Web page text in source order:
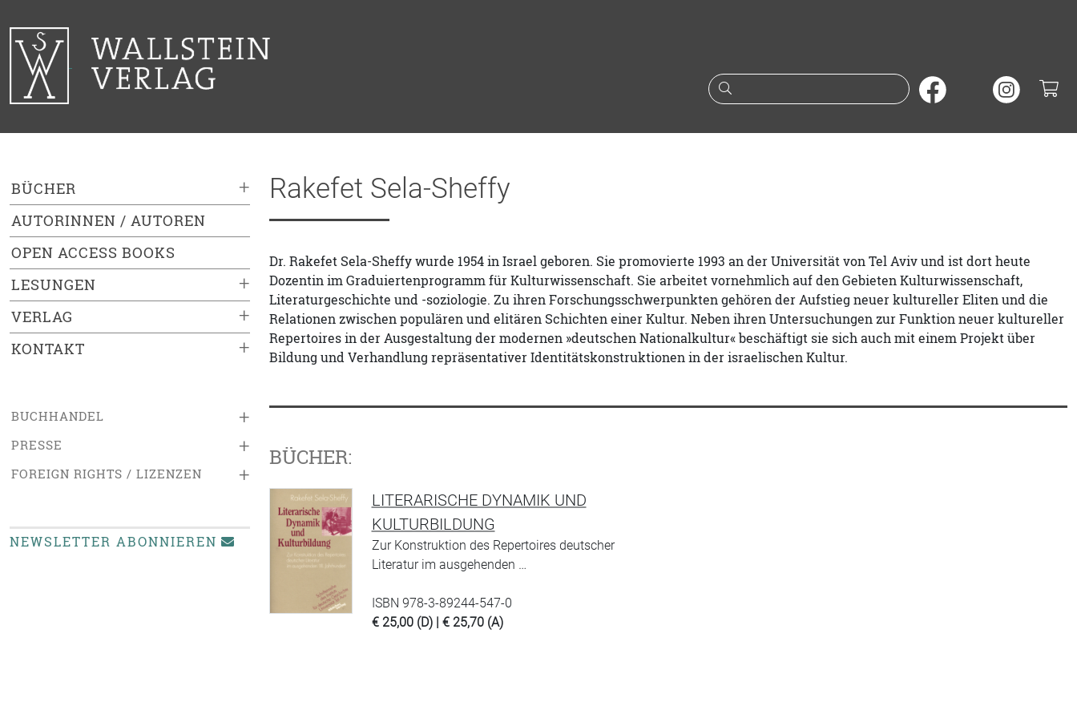
Suche nach Büchern oder
+
BÜCHER
AUTORINNEN / AUTOREN
OPEN ACCESS BOOKS
+
LESUNGEN
+
VERLAG
+
KONTAKT
+
BUCHHANDEL
+
PRESSE
+
FOREIGN RIGHTS / LIZENZEN
NEWSLETTER ABONNIEREN
Rakefet Sela-Sheffy
Dr. Rakefet Sela-Sheffy wurde 1954 in Israel geboren. Sie promovierte 1993 an der Universität von Tel Aviv und ist dort heute
Dozentin im Graduiertenprogramm für Kulturwissenschaft. Sie arbeitet vornehmlich auf den Gebieten Kulturwissenschaft,
Literaturgeschichte und -soziologie. Zu ihren Forschungsschwerpunkten gehören der Aufstieg neuer kultureller Eliten und die
Relationen zwischen populären und elitären Schichten einer Kultur. Neben ihren Untersuchungen zur Funktion neuer kultureller
Repertoires in der Ausgestaltung der modernen »deutschen Nationalkultur« beschäftigt sie sich auch mit einem Projekt über
Bildung und Verhandlung repräsentativer Identitätskonstruktionen in der israelischen Kultur.
BÜCHER:
LITERARISCHE DYNAMIK UND
KULTURBILDUNG
Zur Konstruktion des Repertoires deutscher
Literatur im ausgehenden …
ISBN 978-3-89244-547-0
€ 25,00 (D) | € 25,70 (A)